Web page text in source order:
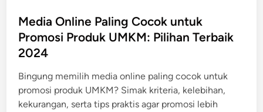
s
t
e
i
n
Media Online Paling Cocok untuk
Promosi Produk UMKM: Pilihan Terbaik
2024
Bingung memilih media online paling cocok untuk
promosi produk UMKM? Simak kriteria, kelebihan,
kekurangan, serta tips praktis agar promosi lebih